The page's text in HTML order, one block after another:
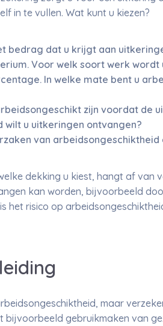
in te vullen. Wat kunt u kiezen?
bedrag dat u krijgt aan
Voor welk soort werk
In welke mate bent u
zijn voordat de
wilt u uitkeringen ontvangen?
van
dekking u kiest, hangt af van
kan worden, bijvoorbeeld
het risico op
maar
bijvoorbeeld gebruikmaken van